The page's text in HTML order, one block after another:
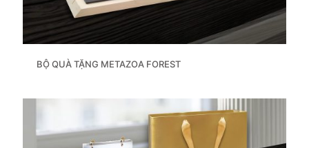
BỘ QUÀ TẶNG METAZOA FOREST